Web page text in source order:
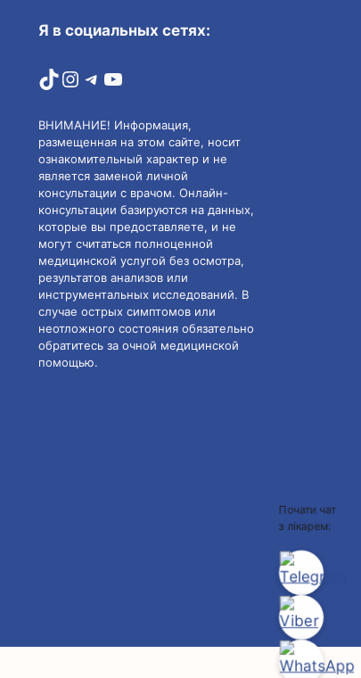
Я в социальных сетях:
TikTok
Instagram
Telegram
YouTube
ВНИМАНИЕ! Информация,
размещенная на этом сайте, носит
ознакомительный характер и не
является заменой личной
консультации с врачом. Онлайн-
консультации базируются на данных,
которые вы предоставляете, и не
могут считаться полноценной
медицинской услугой без осмотра,
результатов анализов или
инструментальных исследований. В
случае острых симптомов или
неотложного состояния обязательно
обратитесь за очной медицинской
помощью.
Почати чат
з лікарем: